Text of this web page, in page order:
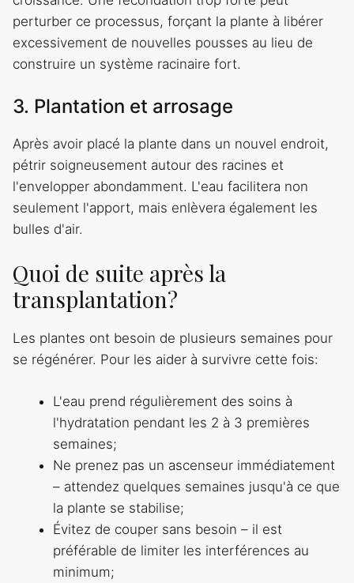
perturber ce processus, forçant la plante à libérer
excessivement de nouvelles pousses au lieu de
construire un système racinaire fort.
3. Plantation et arrosage
Après avoir placé la plante dans un nouvel endroit,
pétrir soigneusement autour des racines et
l'envelopper abondamment. L'eau facilitera non
seulement l'apport, mais enlèvera également les
bulles d'air.
Quoi de suite après la
transplantation?
Les plantes ont besoin de plusieurs semaines pour
se régénérer. Pour les aider à survivre cette fois:
L'eau prend régulièrement des soins à
l'hydratation pendant les 2 à 3 premières
semaines;
Ne prenez pas un ascenseur immédiatement
– attendez quelques semaines jusqu'à ce que
la plante se stabilise;
Évitez de couper sans besoin – il est
préférable de limiter les interférences au
minimum;